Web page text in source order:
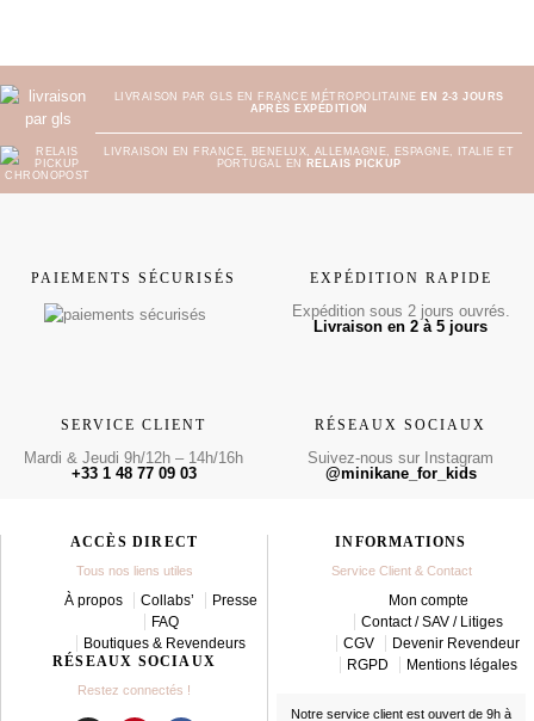
LIVRAISON PAR GLS EN FRANCE MÉTROPOLITAINE EN 2-3 JOURS
APRÈS EXPÉDITION
LIVRAISON EN FRANCE, BENELUX, ALLEMAGNE, ESPAGNE, ITALIE ET
PORTUGAL EN
RELAIS PICKUP
PAIEMENTS SÉCURISÉS EXPÉDITION RAPIDE
Expédition sous 2 jours ouvrés.
Livraison en 2 à 5 jours
SERVICE CLIENT
Mardi & Jeudi 9h/12h – 14h/16h
+33 1 48 77 09 03
RÉSEAUX SOCIAUX
Suivez-nous sur Instagram
@minikane_for_kids
ACCÈS DIRECT
Tous nos liens utiles
À propos Collabs’
Presse
FAQ
Boutiques & Revendeurs
RÉSEAUX SOCIAUX
Restez connectés !
INFORMATIONS
Service Client & Contact
Mon compte
Contact / SAV / Litiges
CGV
Devenir Revendeur
RGPD
Mentions légales
Notre service client est ouvert de 9h à